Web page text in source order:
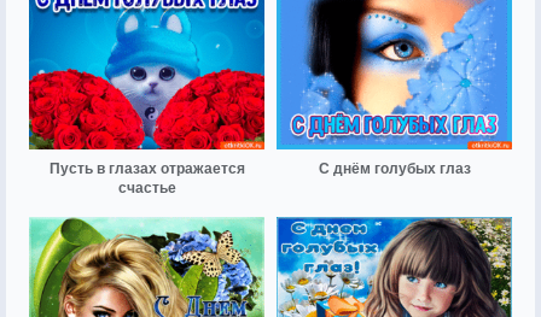
Пусть в глазах отражается
счастье
С днём голубых глаз